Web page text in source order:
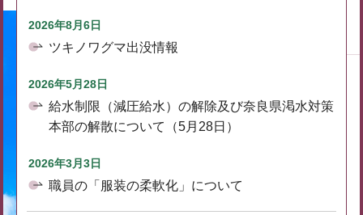
2026年8月6日
ツキノワグマ出没情報
2026年5月28日
給水制限（減圧給水）の解除及び奈良県渇水対策
本部の解散について（5月28日）
2026年3月3日
職員の「服装の柔軟化」について